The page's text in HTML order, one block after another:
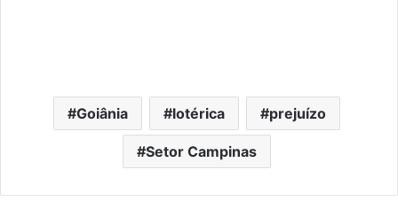
Goiânia lotérica prejuízo
Setor Campinas